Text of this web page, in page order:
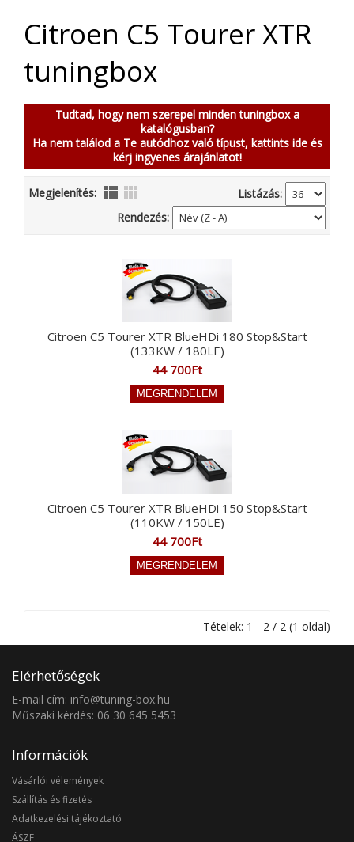
Citroen C5 Tourer XTR
tuningbox
Tudtad, hogy nem szerepel minden tuningbox a
katalógusban?
Ha nem találod a Te autódhoz való típust, kattints ide és
kérj ingyenes árajánlatot!
Megjelenítés:
Listázás:
Rendezés:
Citroen C5 Tourer XTR BlueHDi 180 Stop&Start
(133KW / 180LE)
44 700Ft
Citroen C5 Tourer XTR BlueHDi 150 Stop&Start
(110KW / 150LE)
44 700Ft
Tételek: 1 - 2 / 2 (1 oldal)
Elérhetőségek
E-mail cím: info@tuning-box.hu
Műszaki kérdés: 06 30 645 5453
Információk
Vásárlói vélemények
Szállítás és fizetés
Adatkezelési tájékoztató
ÁSZF